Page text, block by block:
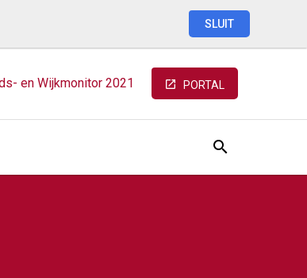
SLUIT
en Wijkmonitor 2021 PORTAL